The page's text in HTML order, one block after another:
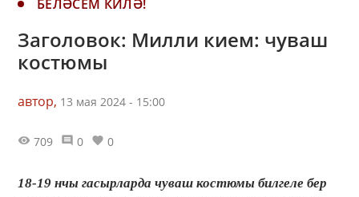
БЕЛӘСЕМ КИЛӘ!
Заголовок: Милли кием: чуваш
костюмы
автор, 13 мая 2024 - 15:00
709 0 0
18-19 нчы гасырларда чуваш костюмы билгеле бер